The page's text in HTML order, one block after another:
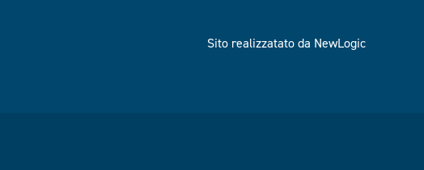
Sito realizzatato da NewLogic